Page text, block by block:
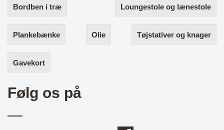
Bordben i træ Loungestole og lænestole
Plankebænke Olie Tøjstativer og knager
Gavekort
Følg os på